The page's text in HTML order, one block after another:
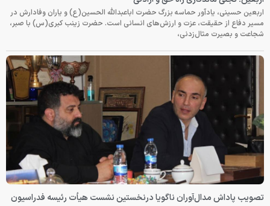
اربعین حسینی، یادآور حماسه بزرگ حضرت اباعبدالله الحسین(ع) و یاران وفادارش در
مسیر دفاع از حقیقت، عزت و ارزش‌های انسانی است. حضرت زینب کبری(س) با صبر،
شجاعت و بصیرت مثال‌زدنی،
تصویب پاداش مدال‌آوران ناگویا درنخستین نشست هیأت رئیسه فدراسیون